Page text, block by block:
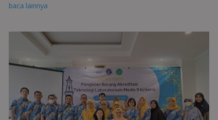
baca lainnya